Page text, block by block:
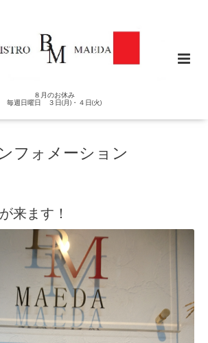
８月のお休み
毎週日曜日 ３日(月)・４日(火)
フォメーション
来ます！